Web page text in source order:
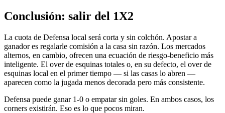
Conclusión: salir del 1X2
La cuota de Defensa local será corta y sin colchón. Apostar a
ganador es regalarle comisión a la casa sin razón. Los mercados
alternos, en cambio, ofrecen una ecuación de riesgo-beneficio más
inteligente. El over de esquinas totales o, en su defecto, el over de
esquinas local en el primer tiempo — si las casas lo abren —
aparecen como la jugada menos decorada pero más consistente.
Defensa puede ganar 1-0 o empatar sin goles. En ambos casos, los
corners existirán. Eso es lo que pocos miran.